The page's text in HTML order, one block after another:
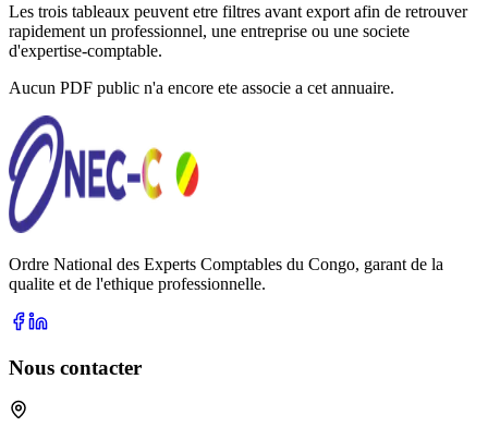
Les trois tableaux peuvent etre filtres avant export afin de retrouver
rapidement un professionnel, une entreprise ou une societe
d'expertise-comptable.
Aucun PDF public n'a encore ete associe a cet annuaire.
Ordre National des Experts Comptables du Congo, garant de la
qualite et de l'ethique professionnelle.
Nous contacter